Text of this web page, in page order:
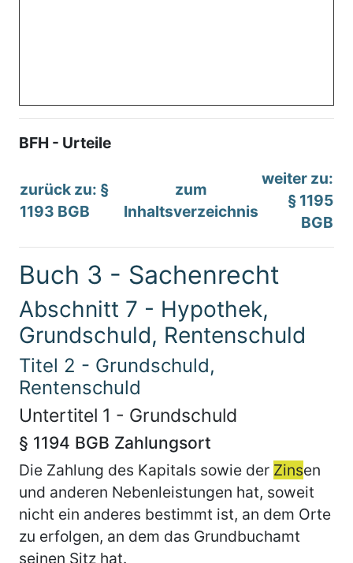
BFH - Urteile
zurück zu: §
1193 BGB
zum
Inhaltsverzeichnis
weiter zu:
§ 1195
BGB
Buch 3 - Sachenrecht
Abschnitt 7 - Hypothek,
Grundschuld, Rentenschuld
Titel 2 - Grundschuld,
Rentenschuld
Untertitel 1 - Grundschuld
§ 1194 BGB Zahlungsort
Die Zahlung des Kapitals sowie der Zinsen
und anderen Nebenleistungen hat, soweit
nicht ein anderes bestimmt ist, an dem Orte
zu erfolgen, an dem das Grundbuchamt
seinen Sitz hat.